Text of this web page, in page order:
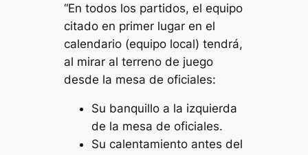
“En todos los partidos, el equipo
citado en primer lugar en el
calendario (equipo local) tendrá,
al mirar al terreno de juego
desde la mesa de oficiales:
Su banquillo a la izquierda
de la mesa de oficiales.
Su calentamiento antes del